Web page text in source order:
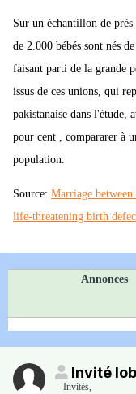
Sur un échantillon de près
de 2.000 bébés sont nés
faisant parti de la grande
issus de ces unions, qui
pakistanaise dans l'étude,
pour cent , compararer à
population.
Source: Marriage
life-threatening birth
Annonces
Invité
Invités,